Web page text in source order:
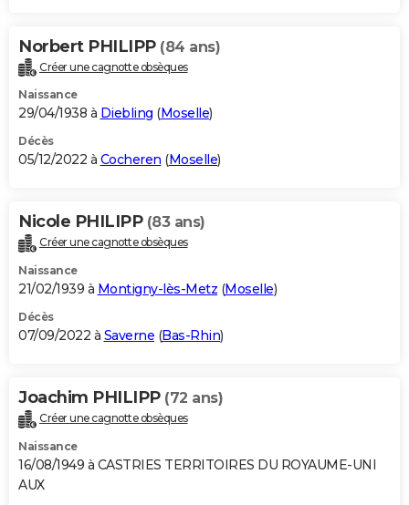
Norbert PHILIPP (84 ans)
Créer une cagnotte obsèques
Naissance
29/04/1938 à Diebling (Moselle)
Décès
05/12/2022 à Cocheren (Moselle)
Nicole PHILIPP (83 ans)
Créer une cagnotte obsèques
Naissance
21/02/1939 à Montigny-lès-Metz (Moselle)
Décès
07/09/2022 à Saverne (Bas-Rhin)
Joachim PHILIPP (72 ans)
Créer une cagnotte obsèques
Naissance
16/08/1949 à CASTRIES TERRITOIRES DU ROYAUME-UNI
AUX